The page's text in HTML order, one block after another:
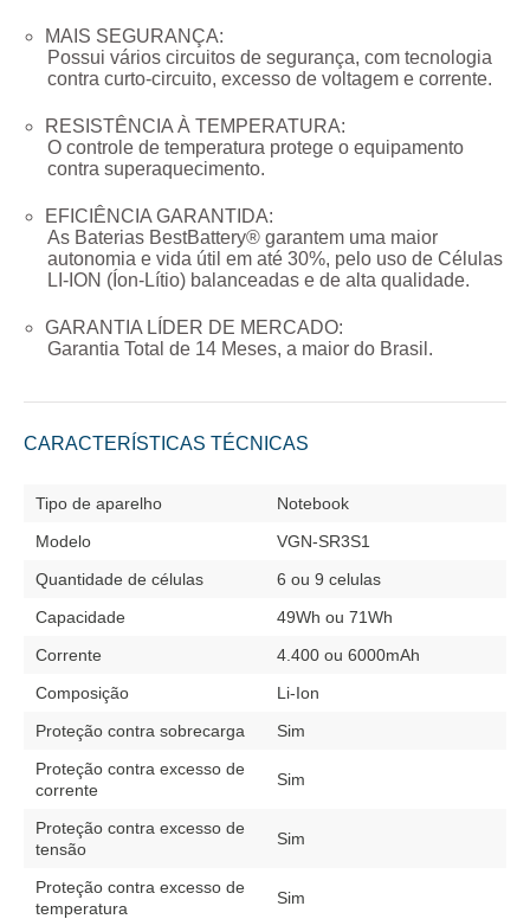
MAIS SEGURANÇA:
Possui vários circuitos de segurança, com tecnologia
contra curto-circuito, excesso de voltagem e corrente.
RESISTÊNCIA À TEMPERATURA:
O controle de temperatura protege o equipamento
contra superaquecimento.
EFICIÊNCIA GARANTIDA:
As Baterias BestBattery® garantem uma maior
autonomia e vida útil em até 30%, pelo uso de Células
LI-ION (Íon-Lítio) balanceadas e de alta qualidade.
GARANTIA LÍDER DE MERCADO:
Garantia Total de 14 Meses, a maior do Brasil.
CARACTERÍSTICAS TÉCNICAS
Tipo de aparelho
Notebook
Modelo
VGN-SR3S1
Quantidade de células
6 ou 9 celulas
Capacidade
49Wh ou 71Wh
Corrente
4.400 ou 6000mAh
Composição
Li-Ion
Proteção contra sobrecarga
Sim
Proteção contra excesso de
corrente
Sim
Proteção contra excesso de
tensão
Sim
Proteção contra excesso de
temperatura
Sim